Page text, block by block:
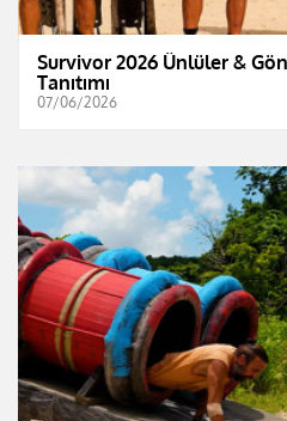
Survivor 2026 Ünlüler &
Tanıtımı
07/06/2026